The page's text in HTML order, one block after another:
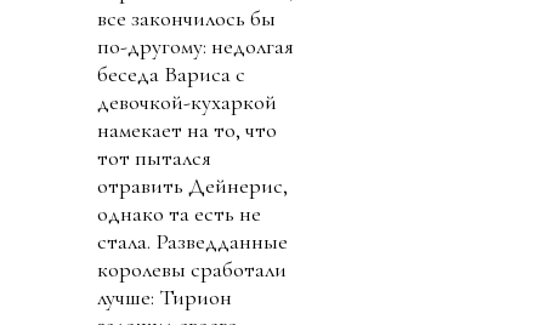
все закончилось бы
по-другому: недолгая
беседа Вариса с
девочкой-кухаркой
намекает на то, что
тот пытался
отравить Дейнерис,
однако та есть не
стала. Разведданные
королевы сработали
лучше: Тирион